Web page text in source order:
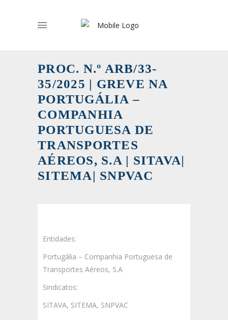
PROC. N.º ARB/33-
35/2025 | GREVE NA
PORTUGÁLIA –
COMPANHIA
PORTUGUESA DE
TRANSPORTES
AÉREOS, S.A | SITAVA|
SITEMA| SNPVAC
Entidades:
Portugália – Companhia Portuguesa de
Transportes Aéreos, S.A
Sindicatos:
SITAVA, SITEMA, SNPVAC